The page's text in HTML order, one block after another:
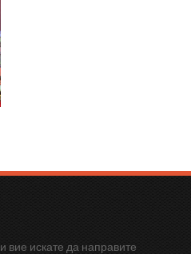
вие искате да направите